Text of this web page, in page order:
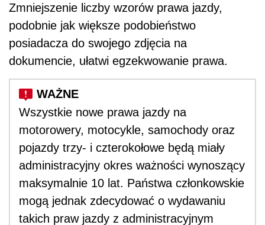
Zmniejszenie liczby wzorów prawa jazdy,
podobnie jak większe podobieństwo
posiadacza do swojego zdjęcia na
dokumencie, ułatwi egzekwowanie prawa.
Wszystkie nowe prawa jazdy na
motorowery, motocykle, samochody oraz
pojazdy trzy- i czterokołowe będą miały
administracyjny okres ważności wynoszący
maksymalnie 10 lat. Państwa członkowskie
mogą jednak zdecydować o wydawaniu
takich praw jazdy z administracyjnym